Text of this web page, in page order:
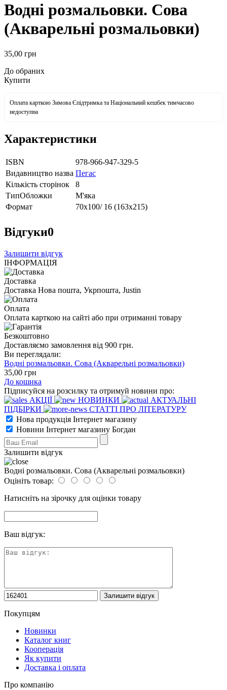
Водні розмальовки. Сова
(Акварельні розмальовки)
35,00 грн
До обраних
Купити
Оплата карткою Зимова Єпідтримка та Національний кешбек тимчасово
недоступна
Характеристики
ISBN
978-966-947-329-5
Видавництво назва Пегас
Кількість сторінок
8
ТипОбложки
М'яка
Формат
70х100/ 16 (163х215)
Відгуки0
Залишити відгук
ІНФОРМАЦІЯ
Доставка
Доставка Нова пошта, Укрпошта, Justin
Оплата
Оплата карткою на сайті або при отриманні товару
Безкоштовно
Доставляємо замовлення від 900 грн.
Ви переглядали:
Водні розмальовки. Сова (Акварельні розмальовки)
35,00 грн
До кошика
Підписуйся на розсилку та отримуй новини про:
АКЦІЇ
НОВИНКИ
АКТУАЛЬНІ
ПІДБІРКИ
СТАТТІ ПРО ЛІТЕРАТУРУ
Нова продукція Інтернет магазину
Новини Інтернет магазину Богдан
Залишити відгук
Водні розмальовки. Сова (Акварельні розмальовки)
Оцініть товар:
Натисніть на зірочку для оцінки товару
Ваш відгук:
Покупцям
Новинки
Каталог книг
Кооперація
Як купити
Доставка і оплата
Про компанію